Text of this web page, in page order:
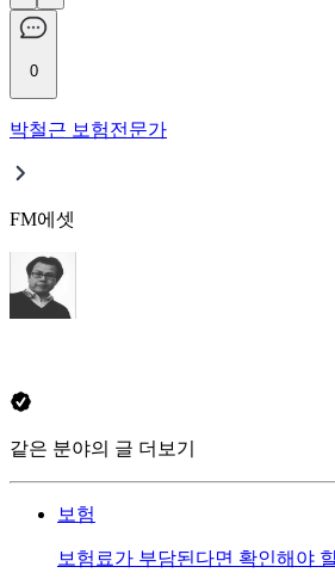
0
박철근 보험전문가
FM에셋
같은 분야의 글 더보기
보험
보험료가 부담된다면 확인해야